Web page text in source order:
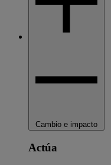
Cambio e impacto
Actúa